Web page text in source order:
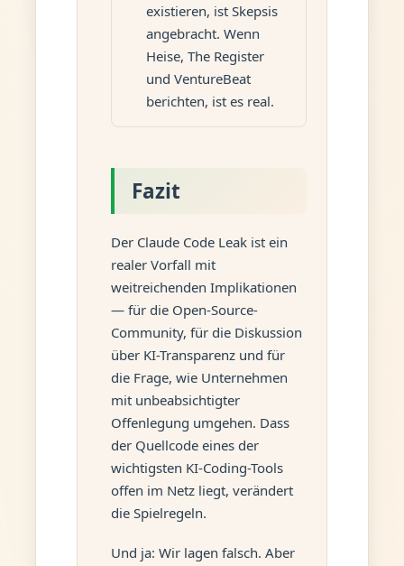
existieren, ist Skepsis
angebracht. Wenn
Heise, The Register
und VentureBeat
berichten, ist es real.
Fazit
Der Claude Code Leak ist ein
realer Vorfall mit
weitreichenden Implikationen
— für die Open-Source-
Community, für die Diskussion
über KI-Transparenz und für
die Frage, wie Unternehmen
mit unbeabsichtigter
Offenlegung umgehen. Dass
der Quellcode eines der
wichtigsten KI-Coding-Tools
offen im Netz liegt, verändert
die Spielregeln.
Und ja: Wir lagen falsch. Aber